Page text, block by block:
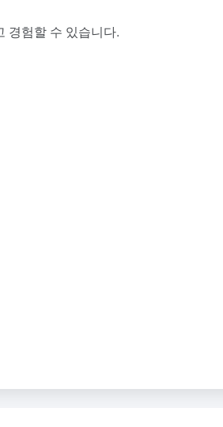
경험할 수 있습니다.